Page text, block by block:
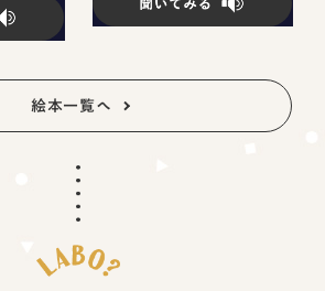
絵本一覧へ